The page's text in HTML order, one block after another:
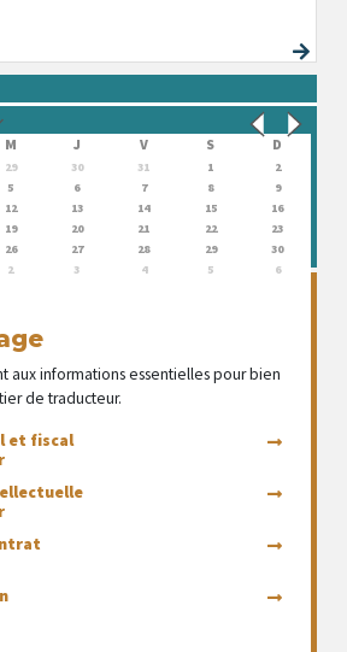
M J V S D
29 30 31 1
2
5 6 7 8
9
12 13 14 15
16
19 20 21 22
23
26 27 28 29
30
2 3 4 5 6
aux informations essentielles pour bien
de traducteur.
et fiscal